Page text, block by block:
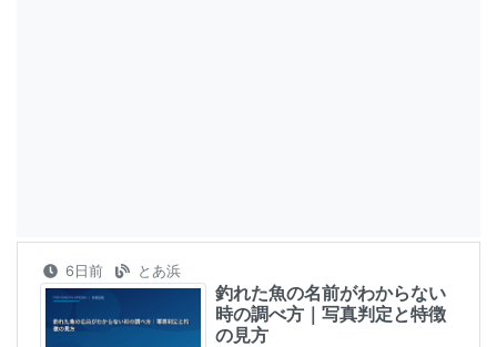
6日前 とあ浜
釣れた魚の名前がわからない
時の調べ方｜写真判定と特徴
の見方